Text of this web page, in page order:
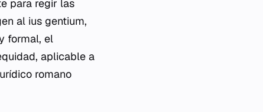
para regir las
al ius gentium,
formal, el
aplicable a
romano